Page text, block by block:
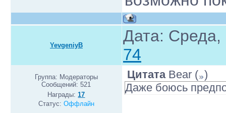
YevgeniyB
Дата:
74
Группа: Модераторы
Сообщений:521
Награды:17
Статус: Оффлайн
Цитата Bear ( )
Даже боюсь